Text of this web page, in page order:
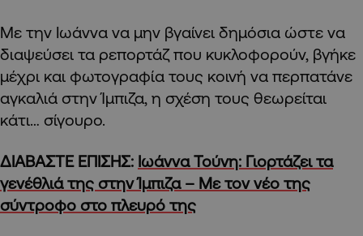
Με την Ιωάννα να μην βγαίνει δημόσια ώστε να
διαψεύσει τα ρεπορτάζ που κυκλοφορούν, βγήκε
μέχρι και φωτογραφία τους κοινή να περπατάνε
αγκαλιά στην Ίμπιζα, η σχέση τους θεωρείται
κάτι… σίγουρο.
ΔΙΑΒΑΣΤΕ ΕΠΙΣΗΣ: Ιωάννα Τούνη: Γιορτάζει τα
γενέθλιά της στην Ίμπιζα – Με τον νέο της
σύντροφο στο πλευρό της